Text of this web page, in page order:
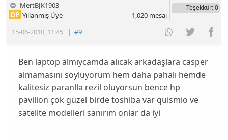
MertBJK1903
15-06-2010, 11:45 |#9
OP Yıllanmış Üye
Teşekkür: 0
1,020mesaj
Ben laptop almıycamda alıcak arkadaşlara casper
almamasını söylüyorum hem daha pahalı hemde
kalitesiz paranlla rezil oluyorsun bence hp
pavilion çok güzel birde toshiba var quismio ve
satelite modelleri sanırım onlar da iyi